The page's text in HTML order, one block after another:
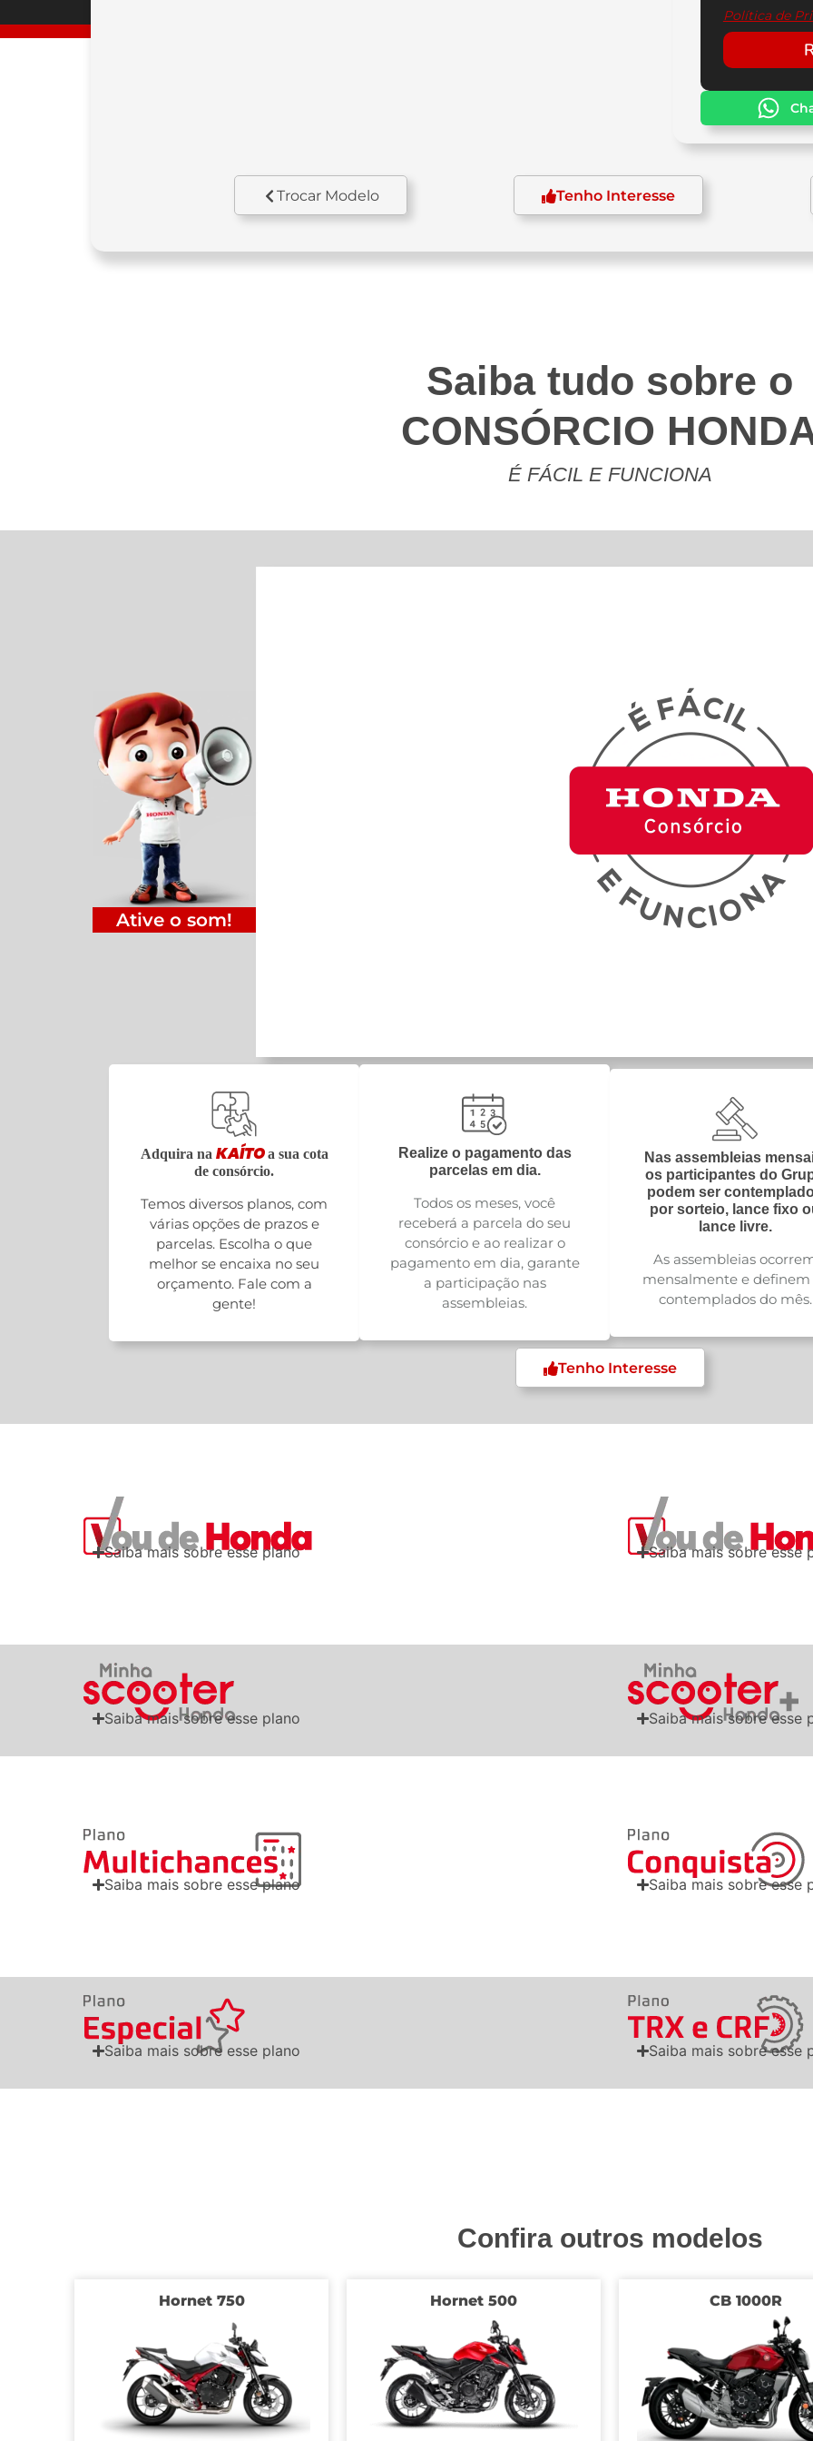
Política de
Trocar Modelo
Tenho Interesse
Motor
tempos, arrefecido a ar.
Cilindrada
293,5 cc
Transmissão
6 velocidades
Saiba tudo sobre o
CONSÓRCIO
É FÁCIL E FUNCIONA
Ative o som!
Adquira na KAÍTO a sua cota
de consórcio.
Temos diversos planos, com
várias opções de prazos e
parcelas. Escolha o que
melhor se encaixa no seu
orçamento. Fale com a
gente!
Realize o pagamento das
parcelas em dia.
Todos os meses, você
receberá a parcela do seu
consórcio e ao realizar o
pagamento em dia, garante
a participação nas
assembleias.
Nas assembleias
os participantes do
podem ser
por sorteio, lance fixo
lance livre.
As assembleias
mensalmente e definem
contemplados do mês.
Tenho Interesse
Saiba mais sobre esse plano Saiba mais sobre esse
Saiba mais sobre esse plano Saiba mais sobre esse
Saiba mais sobre esse plano Saiba mais sobre esse
Saiba mais sobre esse plano Saiba mais sobre esse
Confira outros modelos
Hornet 750 Hornet 500 CB 1000R